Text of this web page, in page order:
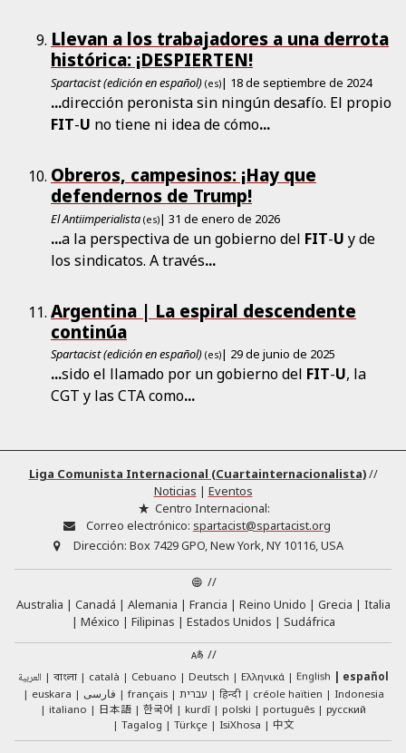
Llevan a los trabajadores a una derrota
histórica: ¡DESPIERTEN!
Spartacist (edición en español) (es)| 18 de septiembre de 2024
...dirección peronista sin ningún desafío. El propio
FIT-U no tiene ni idea de cómo...
Obreros, campesinos: ¡Hay que
defendernos de Trump!
El Antiimperialista (es)| 31 de enero de 2026
...a la perspectiva de un gobierno del FIT-U y de
los sindicatos. A través...
Argentina | La espiral descendente
continúa
Spartacist (edición en español) (es)| 29 de junio de 2025
...sido el llamado por un gobierno del FIT-U, la
CGT y las CTA como...
Liga Comunista Internacional (Cuartainternacionalista)//
Noticias | Eventos
Centro Internacional:
Correo electrónico: spartacist@spartacist.org
Dirección: Box 7429 GPO, New York, NY 10116, USA
//
Australia
Canadá Alemania Francia Reino Unido Grecia
Italia
México
Filipinas Estados Unidos
Sudáfrica
//
العربية বাংলা català Cebuano Deutsch Ελληνικά English
español
euskara
فارسی français עברית हिन्दी créole haïtien
Indonesia
italiano
日本語 한국어 kurdî polski português
русский
Tagalog
Türkçe IsiXhosa 中文